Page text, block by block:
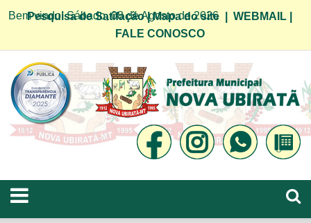
Bem vindo! Sábado, 08 de Agosto de 2026
Pesquisa de Satifação|Mapa do site WEBMAIL
FALE CONOSCO